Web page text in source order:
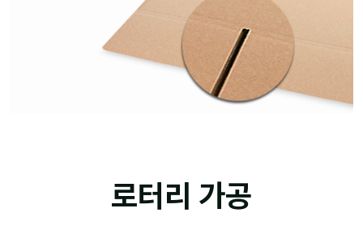
로터리 가공